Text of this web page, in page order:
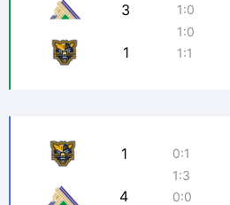
3
1
1:0
1:0
1:1
1
4
0:1
1:3
0:0